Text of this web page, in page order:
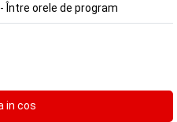
- Între orele de program